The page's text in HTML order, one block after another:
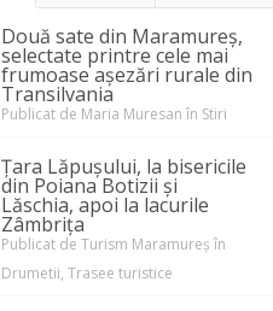
Două sate din Maramureș,
selectate printre cele mai
frumoase așezări rurale din
Transilvania
Publicat de Maria Muresan în Stiri
Țara Lăpușului, la bisericile
din Poiana Botizii și
Lăschia, apoi la lacurile
Zâmbrița
Publicat de Turism Maramureș în
Drumetii, Trasee turistice